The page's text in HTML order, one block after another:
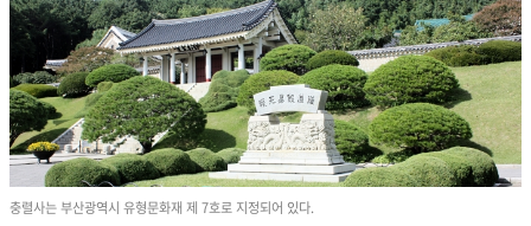
충렬사는 부산광역시 유형문화재 제 7호로 지정되어 있다.